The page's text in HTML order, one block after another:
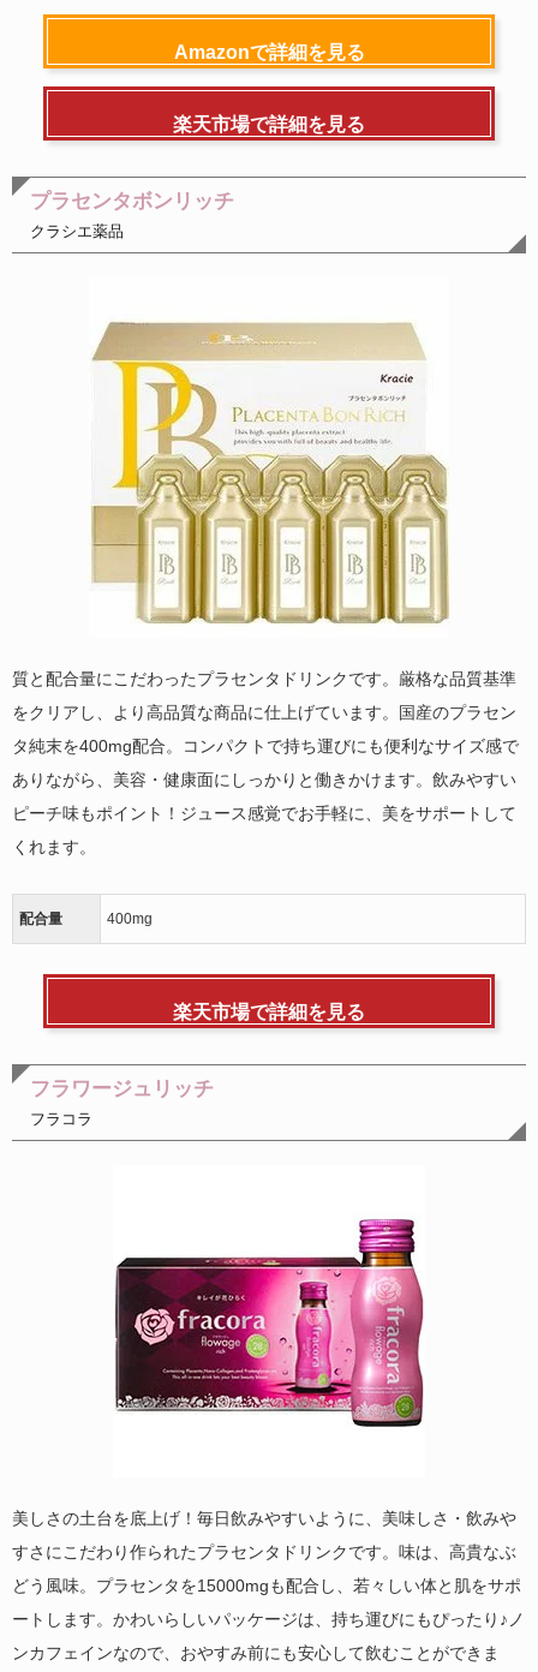
Amazonで詳細を見る
楽天市場で詳細を見る
プラセンタボンリッチ
クラシエ薬品
質と配合量にこだわったプラセンタドリンクです。厳格な品質基準
をクリアし、より高品質な商品に仕上げています。国産のプラセン
タ純末を400mg配合。コンパクトで持ち運びにも便利なサイズ感で
ありながら、美容・健康面にしっかりと働きかけます。飲みやすい
ピーチ味もポイント！ジュース感覚でお手軽に、美をサポートして
くれます。
配合量 400mg
楽天市場で詳細を見る
フラワージュリッチ
フラコラ
美しさの土台を底上げ！毎日飲みやすいように、美味しさ・飲みや
すさにこだわり作られたプラセンタドリンクです。味は、高貴なぶ
どう風味。プラセンタを15000mgも配合し、若々しい体と肌をサポ
ートします。かわいらしいパッケージは、持ち運びにもぴったり♪ノ
ンカフェインなので、おやすみ前にも安心して飲むことができま